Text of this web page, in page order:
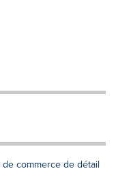
commerce de détail